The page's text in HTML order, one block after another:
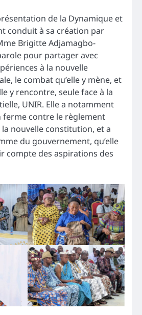
de la Dynamique et
conduit à sa création par
Brigitte Adjamagbo-
pour partager avec
à la nouvelle
le combat qu’elle y mène, et
y rencontre, seule face à la
UNIR. Elle a notamment
ferme contre le règlement
nouvelle constitution, et a
du gouvernement, qu’elle
compte des aspirations des